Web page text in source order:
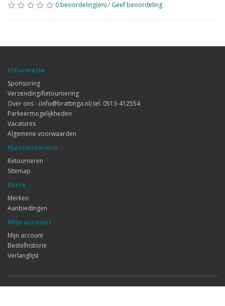
0 beoordeling(en)/ Geef beoordeling
Informatie
Sponsoring
Verzending/Retournering
Over ons - (info@brattinga.nl) tel: 0513-412554
Parkeermogelijkheden
Vacatures
Algemene voorwaarden
Klantenservice
Retourneren
Sitemap
Extra
Merken
Aanbiedingen
Mijn account
Mijn account
Bestelhistorie
Verlanglijst